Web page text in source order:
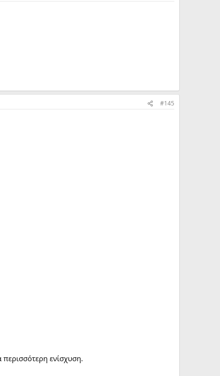
#145
περισσότερη ενίσχυση.